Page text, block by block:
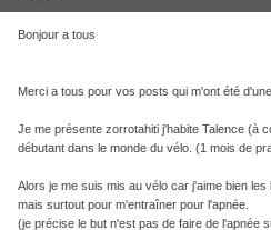
Bonjour a tous
Merci a tous pour vos posts qui m'ont été
Je me présente zorrotahiti j'habite Talence (à
débutant dans le monde du vélo. (1 mois de
Alors je me suis mis au vélo car j'aime bien
mais surtout pour m'entraîner pour l'apnée.
(je précise le but n'est pas de faire de l'apnée